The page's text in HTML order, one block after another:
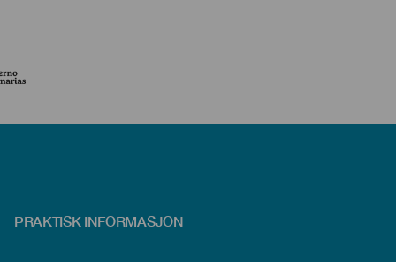
PRAKTISK INFORMASJON